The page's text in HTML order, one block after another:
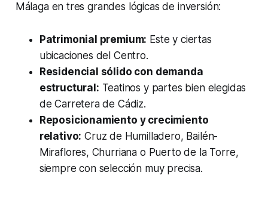
Málaga en tres grandes lógicas de inversión:
Patrimonial premium: Este y ciertas
ubicaciones del Centro.
Residencial sólido con demanda
estructural: Teatinos y partes bien elegidas
de Carretera de Cádiz.
Reposicionamiento y crecimiento
relativo: Cruz de Humilladero, Bailén-
Miraflores, Churriana o Puerto de la Torre,
siempre con selección muy precisa.